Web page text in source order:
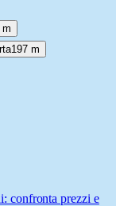
m
197 m
confronta prezzi e